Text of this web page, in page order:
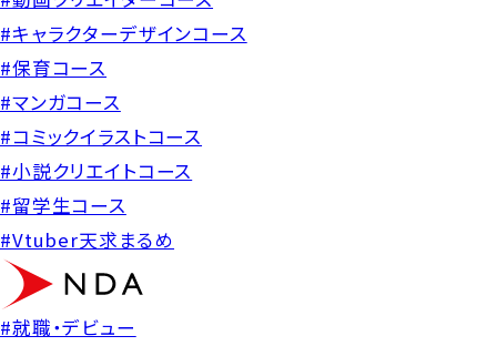
#キャラクターデザインコース
#保育コース
#マンガコース
#コミックイラストコース
#小説クリエイトコース
#留学生コース
#Vtuber天求まるめ
#就職・デビュー